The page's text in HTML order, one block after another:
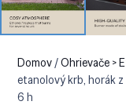
Domov/Ohrievače >
etanolový krb, horák z
6 h